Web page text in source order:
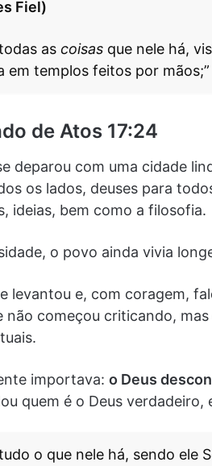
Fiel)
as coisas que nele há,
em templos feitos por mãos;”
de Atos 17:24
deparou com uma cidade
os lados, deuses para
ideias, bem como a filosofia.
o povo ainda vivia
levantou e, com coragem,
não começou criticando,
importava: o Deus
quem é o Deus
o que nele há, sendo ele